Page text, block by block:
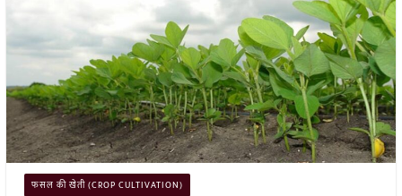
फसल की खेती (CROP CULTIVATION)